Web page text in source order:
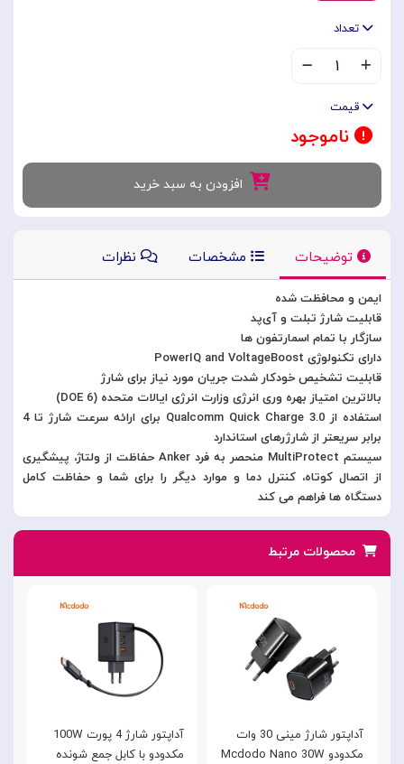
تعداد
۱
قیمت
ناموجود
افزودن به سبد خرید
توضیحات مشخصات نظرات
ایمن و محافظت شده
قابلیت شارژ تبلت و آی‌پد
سازگار با تمام اسمارتفون ها
دارای تکنولوژی PowerIQ and VoltageBoost
قابلیت تشخیص خودکار شدت جریان مورد نیاز برای شارژ
بالاترین امتیاز بهره وری انرژی وزارت انرژی ایالات متحده (DOE 6)
استفاده از Qualcomm Quick Charge 3.0 برای ارائه سرعت شارژ تا 4
برابر سریعتر از شارژرهای استاندارد
سیستم MultiProtect منحصر به فرد Anker حفاظت از ولتاژ، پیشگیری
از اتصال کوتاه، کنترل دما و موارد دیگر را برای شما و حفاظت کامل
دستگاه ها فراهم می کند
محصولات مرتبط
آداپتور شارژ 4 پورت 100W
مکدودو با کابل جمع شونده
آداپتور شارژ مینی 30 وات
مکدودو Mcdodo Nano 30W